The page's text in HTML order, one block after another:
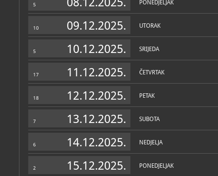
5 PONEDJELJAK
10 09.12.2025. UTORAK
5 10.12.2025. SRIJEDA
17 11.12.2025. ČETVRTAK
18 12.12.2025. PETAK
7 13.12.2025. SUBOTA
6 14.12.2025. NEDJELJA
2 15.12.2025. PONEDJELJAK